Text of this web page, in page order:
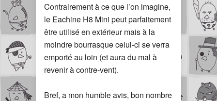
Contrairement à ce que l’on imagine,
le Eachine H8 Mini peut parfaitement
être utilisé en extérieur mais à la
moindre bourrasque celui-ci se verra
emporté au loin (et aura du mal à
revenir à contre-vent).
Bref, a mon humble avis, bon nombre